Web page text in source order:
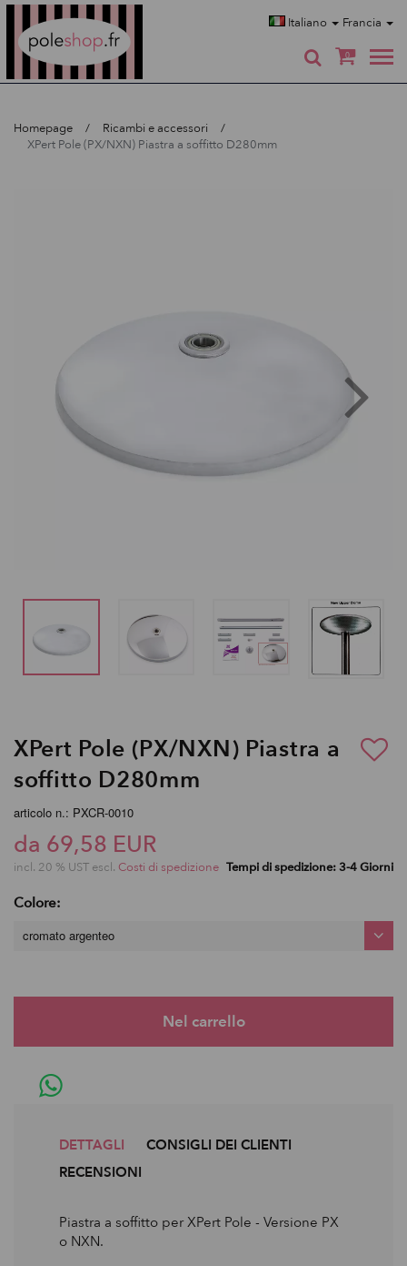
Italiano Francia
0
Homepage
Ricambi e accessori
XPert Pole (PX/NXN) Piastra a soffitto D280mm
XPert Pole (PX/NXN) Piastra a
soffitto D280mm
articolo n.: PXCR-0010
da 69,58 EUR
incl. 20 % UST escl. Costi di spedizione Tempi di spedizione: 3-4 Giorni
Colore:
cromato argenteo
DETTAGLI
CONSIGLI DEI CLIENTI
RECENSIONI
Piastra a soffitto per XPert Pole - Versione PX
o NXN.